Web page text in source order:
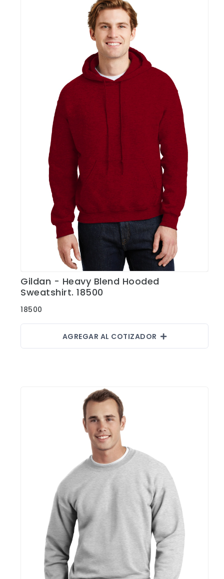
Ver Detalles
Gildan - Heavy Blend Hooded
Sweatshirt. 18500
18500
AGREGAR AL COTIZADOR